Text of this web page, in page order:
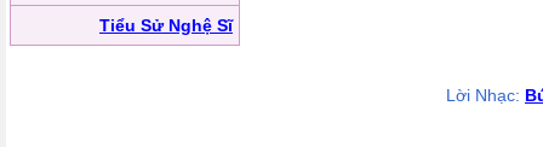
Tiểu Sử Nghệ Sĩ
Lời Nhạc: